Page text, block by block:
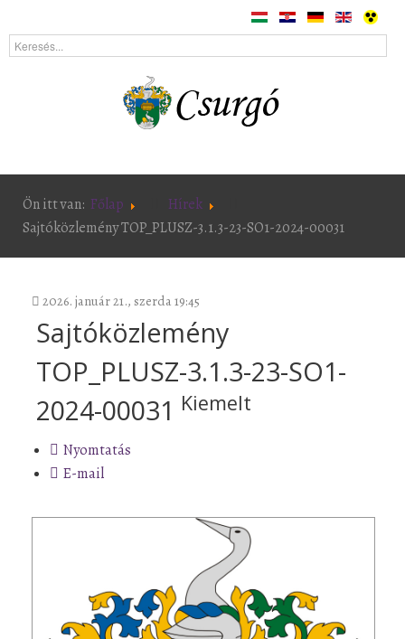
Ön itt van: Főlap
Hírek
Sajtóközlemény TOP_PLUSZ-3.1.3-23-SO1-2024-00031
2026. január 21., szerda 19:45
Sajtóközlemény
TOP_PLUSZ-3.1.3-23-SO1-
2024-00031 Kiemelt
Nyomtatás
E-mail